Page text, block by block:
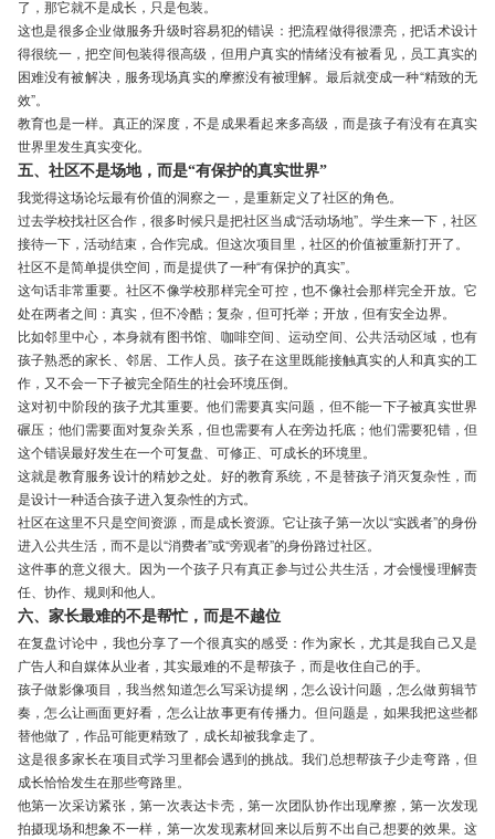
了，那它就不是成长，只是包装。
这也是很多企业做服务升级时容易犯的错误：把流程做得很漂亮，把话术设计
得很统一，把空间包装得很高级，但用户真实的情绪没有被看见，员工真实的
困难没有被解决，服务现场真实的摩擦没有被理解。最后就变成一种“精致的无
效”。
教育也是一样。真正的深度，不是成果看起来多高级，而是孩子有没有在真实
世界里发生真实变化。
五、社区不是场地，而是“有保护的真实世界”
我觉得这场论坛最有价值的洞察之一，是重新定义了社区的角色。
过去学校找社区合作，很多时候只是把社区当成“活动场地”。学生来一下，社区
接待一下，活动结束，合作完成。但这次项目里，社区的价值被重新打开了。
社区不是简单提供空间，而是提供了一种“有保护的真实”。
这句话非常重要。社区不像学校那样完全可控，也不像社会那样完全开放。它
处在两者之间：真实，但不冷酷；复杂，但可托举；开放，但有安全边界。
比如邻里中心，本身就有图书馆、咖啡空间、运动空间、公共活动区域，也有
孩子熟悉的家长、邻居、工作人员。孩子在这里既能接触真实的人和真实的工
作，又不会一下子被完全陌生的社会环境压倒。
这对初中阶段的孩子尤其重要。他们需要真实问题，但不能一下子被真实世界
碾压；他们需要面对复杂关系，但也需要有人在旁边托底；他们需要犯错，但
这个错误最好发生在一个可复盘、可修正、可成长的环境里。
这就是教育服务设计的精妙之处。好的教育系统，不是替孩子消灭复杂性，而
是设计一种适合孩子进入复杂性的方式。
社区在这里不只是空间资源，而是成长资源。它让孩子第一次以“实践者”的身份
进入公共生活，而不是以“消费者”或“旁观者”的身份路过社区。
这件事的意义很大。因为一个孩子只有真正参与过公共生活，才会慢慢理解责
任、协作、规则和他人。
六、家长最难的不是帮忙，而是不越位
在复盘讨论中，我也分享了一个很真实的感受：作为家长，尤其是我自己又是
广告人和自媒体从业者，其实最难的不是帮孩子，而是收住自己的手。
孩子做影像项目，我当然知道怎么写采访提纲，怎么设计问题，怎么做剪辑节
奏，怎么让画面更好看，怎么让故事更有传播力。但问题是，如果我把这些都
替他做了，作品可能更精致了，成长却被我拿走了。
这是很多家长在项目式学习里都会遇到的挑战。我们总想帮孩子少走弯路，但
成长恰恰发生在那些弯路里。
他第一次采访紧张，第一次表达卡壳，第一次团队协作出现摩擦，第一次发现
拍摄现场和想象不一样，第一次发现素材回来以后剪不出自己想要的效果。这